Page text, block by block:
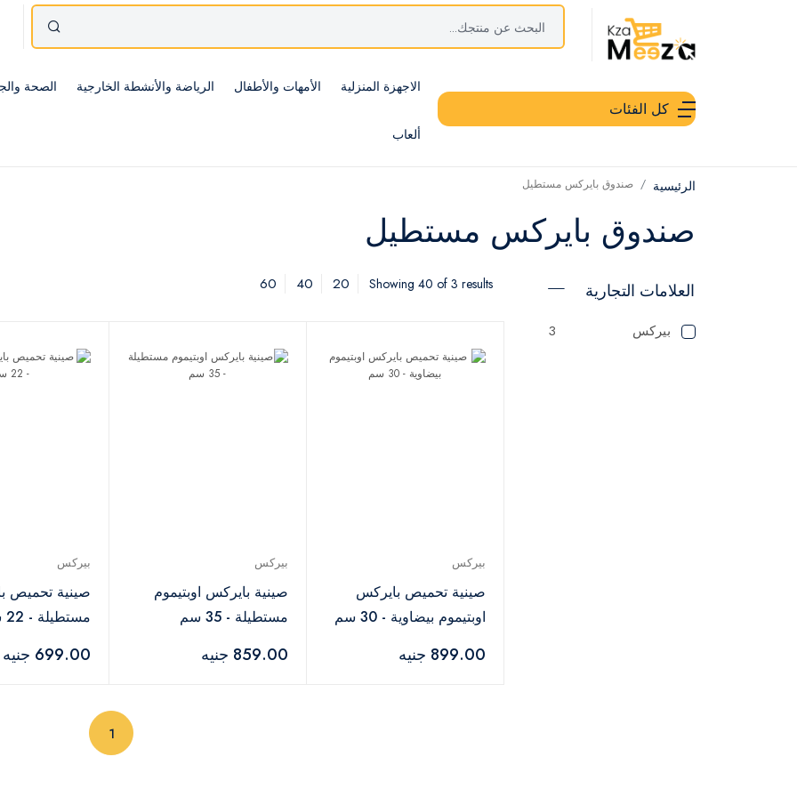
كل الفئات
الاجهزة المنزلية الأمهات والأطفال الرياضة والأنشطة الخارجية الصحة
ألعاب
الرئيسية صندوق بايركس مستطيل
صندوق بايركس مستطيل
العلامات التجارية
بيركس 3
Showing 40 of 3 results
20
40
60
بيركس
صينية تحميص بايركس
اوبتيموم بيضاوية - 30 سم
899.00 جنيه
بيركس
صينية بايركس اوبتيموم
مستطيلة - 35 سم
859.00 جنيه
بيركس
صينية تحميص
مستطيلة - 22 سم
699.00 جنيه
1